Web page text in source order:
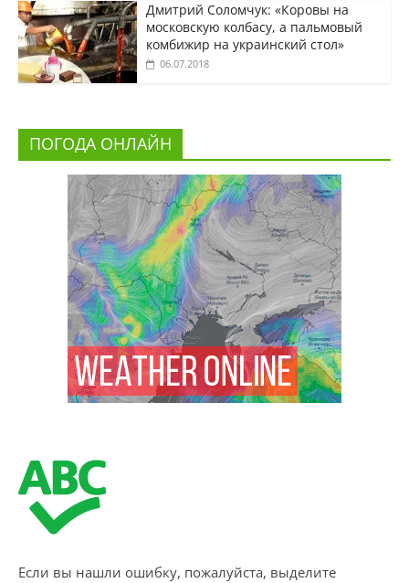
Дмитрий Соломчук: «Коровы на
московскую колбасу, а пальмовый
комбижир на украинский стол»
06.07.2018
ПОГОДА ОНЛАЙН
Если вы нашли ошибку, пожалуйста, выделите